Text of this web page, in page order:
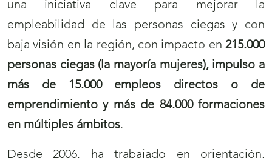
una iniciativa clave para mejorar la
empleabilidad de las personas ciegas y con
baja visión en la región, con impacto en 215.000
personas ciegas (la mayoría mujeres), impulso a
más de 15.000 empleos directos o de
emprendimiento y más de 84.000 formaciones
en múltiples ámbitos.
Desde 2006, ha trabajado en orientación,